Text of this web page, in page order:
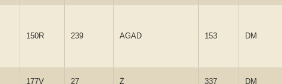
150R 239 AGAD 153 DM
177V 27 Ż 337 DM